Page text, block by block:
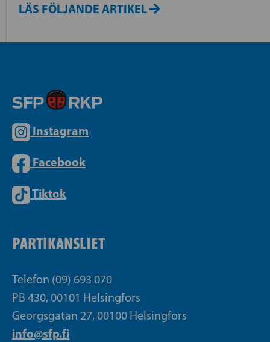
LÄS FÖLJANDE ARTIKEL
Instagram
Facebook
Tiktok
PARTIKANSLIET
Telefon (09) 693 070
PB 430, 00101 Helsingfors
Georgsgatan 27, 00100 Helsingfors
info@sfp.fi